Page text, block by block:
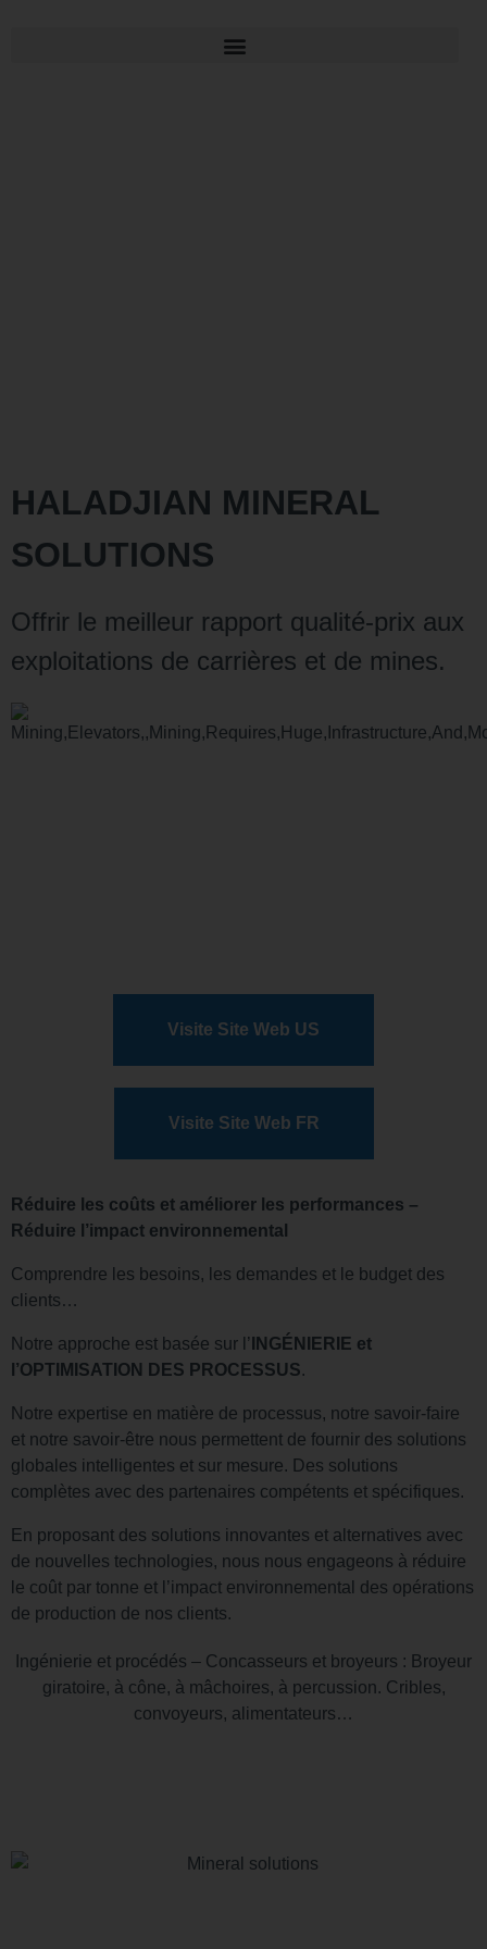
HALADJIAN MINERAL
SOLUTIONS
Offrir le meilleur rapport qualité-prix aux
exploitations de carrières et de mines.
Visite Site Web US
Visite Site Web FR
Réduire les coûts et améliorer les performances –
Réduire l’impact environnemental
Comprendre les besoins, les demandes et le budget des
clients…
Notre approche est basée sur l’ INGÉNIERIE et
l’OPTIMISATION DES PROCESSUS.
Notre expertise en matière de processus, notre savoir-faire
et notre savoir-être nous permettent de fournir des solutions
globales intelligentes et sur mesure. Des solutions
complètes avec des partenaires compétents et spécifiques.
En proposant des solutions innovantes et alternatives avec
de nouvelles technologies, nous nous engageons à réduire
le coût par tonne et l’impact environnemental des opérations
de production de nos clients.
Ingénierie et procédés – Concasseurs et broyeurs : Broyeur
giratoire, à cône, à mâchoires, à percussion. Cribles,
convoyeurs, alimentateurs…